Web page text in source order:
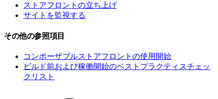
ストアフロントの立ち上げ
サイトを監視する
その他の参照項目
コンポーザブルストアフロントの使用開始
ビルド前および稼働開始のベストプラクティスチェッ
クリスト